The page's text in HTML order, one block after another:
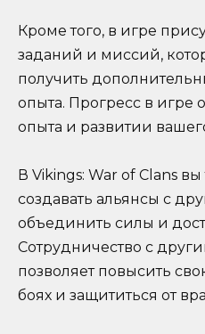
Кроме того, в игре
заданий и миссий,
получить
опыта. Прогресс в игре
опыта и развитии
В Vikings: War of Clans
создавать альянсы с
объединить силы и
Сотрудничество с
позволяет повысить
боях и защититься от